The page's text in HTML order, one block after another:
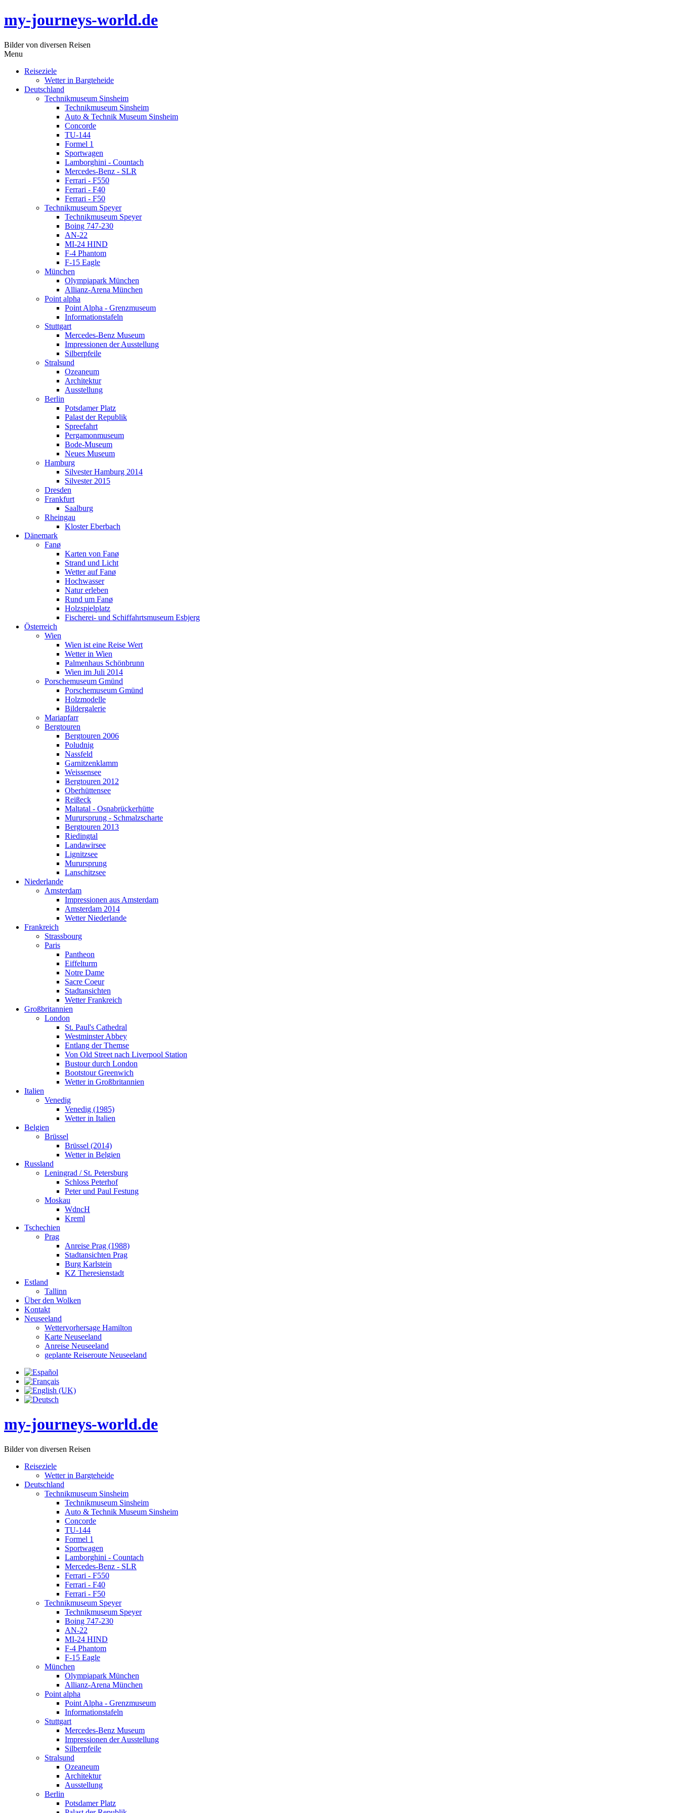
my-journeys-world.de
Bilder von diversen Reisen
Menu
Reiseziele
Wetter in Bargteheide
Deutschland
Technikmuseum Sinsheim
Technikmuseum Sinsheim
Auto & Technik Museum Sinsheim
Concorde
TU-144
Formel 1
Sportwagen
Lamborghini - Countach
Mercedes-Benz - SLR
Ferrari - F550
Ferrari - F40
Ferrari - F50
Technikmuseum Speyer
Technikmuseum Speyer
Boing 747-230
AN-22
MI-24 HIND
F-4 Phantom
F-15 Eagle
München
Olympiapark München
Allianz-Arena München
Point alpha
Point Alpha - Grenzmuseum
Informationstafeln
Stuttgart
Mercedes-Benz Museum
Impressionen der Ausstellung
Silberpfeile
Stralsund
Ozeaneum
Architektur
Ausstellung
Berlin
Potsdamer Platz
Palast der Republik
Spreefahrt
Pergamonmuseum
Bode-Museum
Neues Museum
Hamburg
Silvester Hamburg 2014
Silvester 2015
Dresden
Frankfurt
Saalburg
Rheingau
Kloster Eberbach
Dänemark
Fanø
Karten von Fanø
Strand und Licht
Wetter auf Fanø
Hochwasser
Natur erleben
Rund um Fanø
Holzspielplatz
Fischerei- und Schiffahrtsmuseum Esbjerg
Österreich
Wien
Wien ist eine Reise Wert
Wetter in Wien
Palmenhaus Schönbrunn
Wien im Juli 2014
Porschemuseum Gmünd
Porschemuseum Gmünd
Holzmodelle
Bildergalerie
Mariapfarr
Bergtouren
Bergtouren 2006
Poludnig
Nassfeld
Garnitzenklamm
Weissensee
Bergtouren 2012
Oberhüttensee
Reißeck
Maltatal - Osnabrückerhütte
Murursprung - Schmalzscharte
Bergtouren 2013
Riedingtal
Landawirsee
Lignitzsee
Murursprung
Lanschitzsee
Niederlande
Amsterdam
Impressionen aus Amsterdam
Amsterdam 2014
Wetter Niederlande
Frankreich
Strassbourg
Paris
Pantheon
Eiffelturm
Notre Dame
Sacre Coeur
Stadtansichten
Wetter Frankreich
Großbritannien
London
St. Paul's Cathedral
Westminster Abbey
Entlang der Themse
Von Old Street nach Liverpool Station
Bustour durch London
Bootstour Greenwich
Wetter in Großbritannien
Italien
Venedig
Venedig (1985)
Wetter in Italien
Belgien
Brüssel
Brüssel (2014)
Wetter in Belgien
Russland
Leningrad / St. Petersburg
Schloss Peterhof
Peter und Paul Festung
Moskau
WdncH
Kreml
Tschechien
Prag
Anreise Prag (1988)
Stadtansichten Prag
Burg Karlstein
KZ Theresienstadt
Estland
Tallinn
Über den Wolken
Kontakt
Neuseeland
Wettervorhersage Hamilton
Karte Neuseeland
Anreise Neuseeland
geplante Reiseroute Neuseeland
my-journeys-world.de
Bilder von diversen Reisen
Reiseziele
Wetter in Bargteheide
Deutschland
Technikmuseum Sinsheim
Technikmuseum Sinsheim
Auto & Technik Museum Sinsheim
Concorde
TU-144
Formel 1
Sportwagen
Lamborghini - Countach
Mercedes-Benz - SLR
Ferrari - F550
Ferrari - F40
Ferrari - F50
Technikmuseum Speyer
Technikmuseum Speyer
Boing 747-230
AN-22
MI-24 HIND
F-4 Phantom
F-15 Eagle
München
Olympiapark München
Allianz-Arena München
Point alpha
Point Alpha - Grenzmuseum
Informationstafeln
Stuttgart
Mercedes-Benz Museum
Impressionen der Ausstellung
Silberpfeile
Stralsund
Ozeaneum
Architektur
Ausstellung
Berlin
Potsdamer Platz